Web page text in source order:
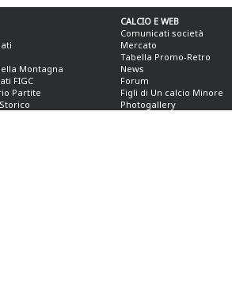
Montagna
FIGC
Partite
CALCIO E WEB
Comunicati società
Mercato
Tabella Promo-Retro
News
Forum
Figli di Un calcio Minore
Photogallery